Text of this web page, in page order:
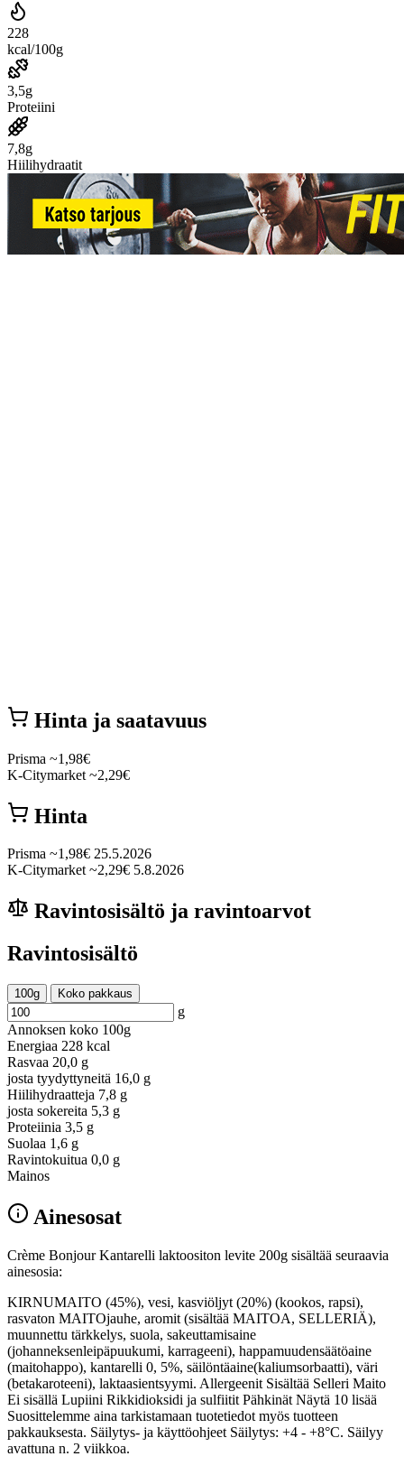
228
kcal/100g
3,5g
Proteiini
7,8g
Hiilihydraatit
Hinta ja saatavuus
Prisma ~1,98€
K-Citymarket ~2,29€
Hinta
Prisma ~1,98€ 25.5.2026
K-Citymarket ~2,29€ 5.8.2026
Ravintosisältö ja ravintoarvot
Ravintosisältö
100g Koko pakkaus
g
Annoksen koko 100g
Energiaa 228 kcal
Rasvaa 20,0 g
josta tyydyttyneitä 16,0 g
Hiilihydraatteja 7,8 g
josta sokereita 5,3 g
Proteiinia 3,5 g
Suolaa 1,6 g
Ravintokuitua 0,0 g
Mainos
Ainesosat
Crème Bonjour Kantarelli laktoositon levite 200g sisältää seuraavia
ainesosia:
KIRNUMAITO (45%), vesi, kasviöljyt (20%) (kookos, rapsi),
rasvaton MAITOjauhe, aromit (sisältää MAITOA, SELLERIÄ),
muunnettu tärkkelys, suola, sakeuttamisaine
(johanneksenleipäpuukumi, karrageeni), happamuudensäätöaine
(maitohappo), kantarelli 0, 5%, säilöntäaine(kaliumsorbaatti), väri
(betakaroteeni), laktaasientsyymi. Allergeenit Sisältää Selleri Maito
Ei sisällä Lupiini Rikkidioksidi ja sulfiitit Pähkinät Näytä 10 lisää
Suosittelemme aina tarkistamaan tuotetiedot myös tuotteen
pakkauksesta. Säilytys- ja käyttöohjeet Säilytys: +4 - +8°C. Säilyy
avattuna n. 2 viikkoa.